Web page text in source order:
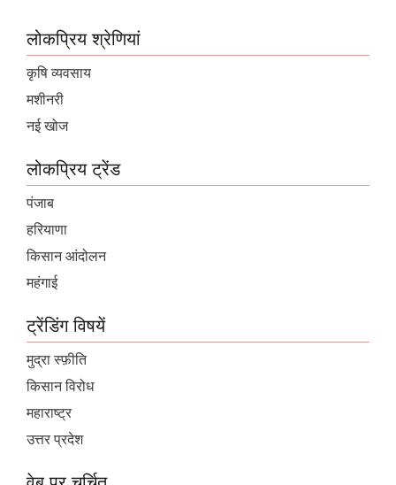
लोकप्रिय श्रेणियां
कृषि व्यवसाय
मशीनरी
नई खोज
लोकप्रिय ट्रेंड
पंजाब
हरियाणा
किसान आंदोलन
महंगाई
ट्रेंडिंग विषयें
मुद्रा स्फ़ीति
किसान विरोध
महाराष्ट्र
उत्तर प्रदेश